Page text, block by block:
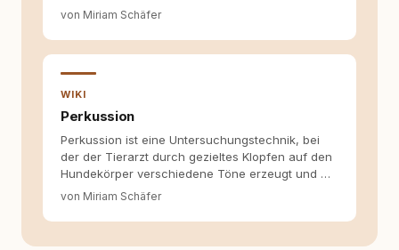
von Miriam Schäfer
WIKI
Perkussion
Perkussion ist eine Untersuchungstechnik, bei
der der Tierarzt durch gezieltes Klopfen auf den
Hundekörper verschiedene Töne erzeugt und …
von Miriam Schäfer